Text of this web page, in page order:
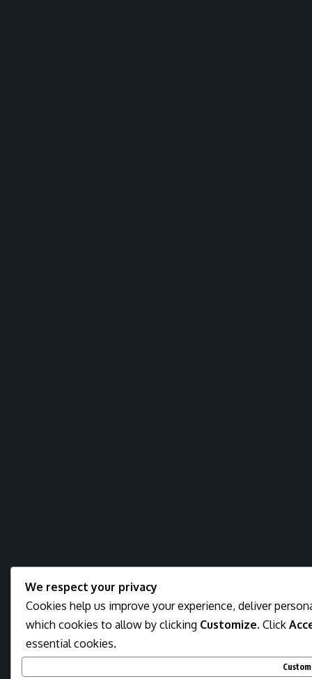
We respect your privacy
Cookies help us improve your experience, deliver
which cookies to allow by clicking Customize. Click
essential cookies.